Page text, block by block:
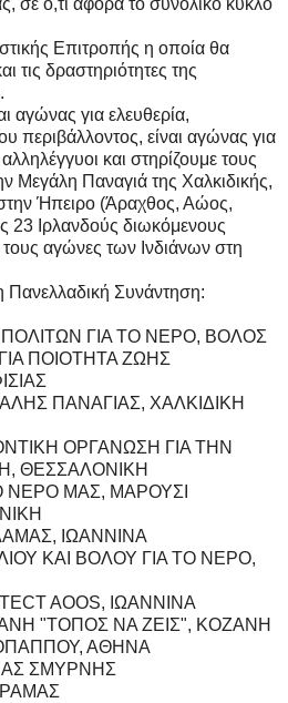
σε ό,τι αφορά το συνολικό κύκλο
Επιτροπής η οποία θα
τις δραστηριότητες της
αγώνας για ελευθερία,
περιβάλλοντος, είναι αγώνας για
και στηρίζουμε τους
Μεγάλη Παναγιά της Χαλκιδικής,
Ήπειρο (Άραχθος, Αώος,
23 Ιρλανδούς διωκόμενους
αγώνες των Ινδιάνων στη
Πανελλαδική Συνάντηση:
ΓΙΑ ΤΟ ΝΕΡΟ, ΒΟΛΟΣ
ΠΟΙΟΤΗΤΑ ΖΩΗΣ
ΠΑΝΑΓΙΑΣ, ΧΑΛΚΙΔΙΚΗ
ΟΡΓΑΝΩΣΗ ΓΙΑ ΤΗΝ
ΘΕΣΣΑΛΟΝΙΚΗ
ΝΕΡΟ ΜΑΣ, ΜΑΡΟΥΣΙ
ΙΩΑΝΝΙΝΑ
ΚΑΙ ΒΟΛΟΥ ΓΙΑ ΤΟ ΝΕΡΟ,
AOOS, ΙΩΑΝΝΙΝΑ
"ΤΟΠΟΣ ΝΑ ΖΕΙΣ", ΚΟΖΑΝΗ
ΑΘΗΝΑ
ΣΜΥΡΝΗΣ